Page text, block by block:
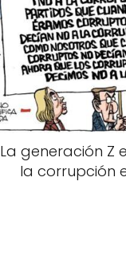
La generación Z
la corrupción